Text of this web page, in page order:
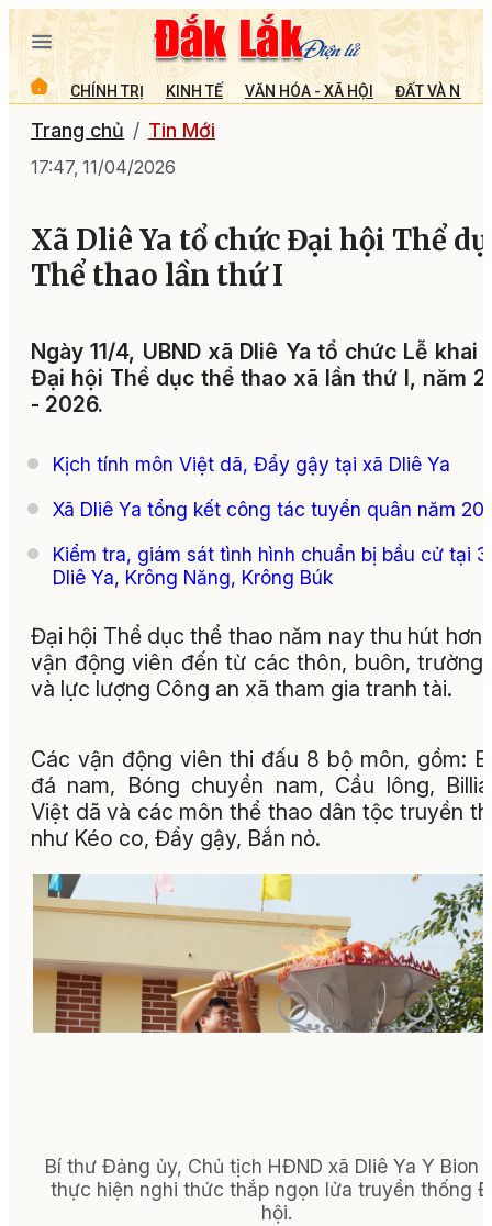
CHÍNH TRỊ KINH TẾ VĂN HÓA - XÃ HỘI ĐẤT VÀ
Trang chủ Tin Mới
17:47, 11/04/2026
Xã Dliê Ya tổ chức Đại hội Thể
Thể thao lần thứ I
Ngày 11/4, UBND xã Dliê Ya tổ chức Lễ khai
Đại hội Thể dục thể thao xã lần thứ I, năm
- 2026.
Kịch tính môn Việt dã, Đẩy gậy tại xã Dliê Ya
Xã Dliê Ya tổng kết công tác tuyển quân năm
Kiểm tra, giám sát tình hình chuẩn bị bầu cử tại
Dliê Ya, Krông Năng, Krông Búk
Đại hội Thể dục thể thao năm nay thu hút hơn
vận động viên đến từ các thôn, buôn, trường
và lực lượng Công an xã tham gia tranh tài.
Các vận động viên thi đấu 8 bộ môn, gồm:
đá nam, Bóng chuyền nam, Cầu lông,
Việt dã và các môn thể thao dân tộc truyền
như Kéo co, Đẩy gậy, Bắn nỏ.
Bí thư Đảng ủy, Chủ tịch HĐND xã Dliê Ya Y Bion
thực hiện nghi thức thắp ngọn lửa truyền thống
hội.